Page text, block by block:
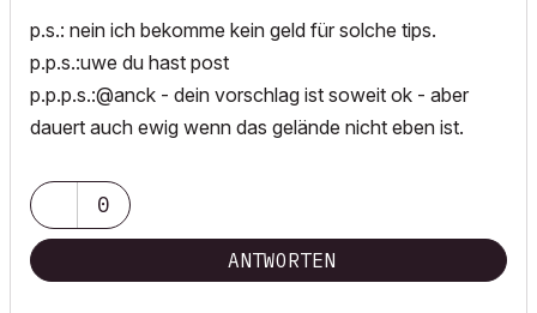
p.s.: nein ich bekomme kein geld für solche tips.
p.p.s.:uwe du hast post
p.p.p.s.:@anck - dein vorschlag ist soweit ok - aber
dauert auch ewig wenn das gelände nicht eben ist.
0
ANTWORTEN